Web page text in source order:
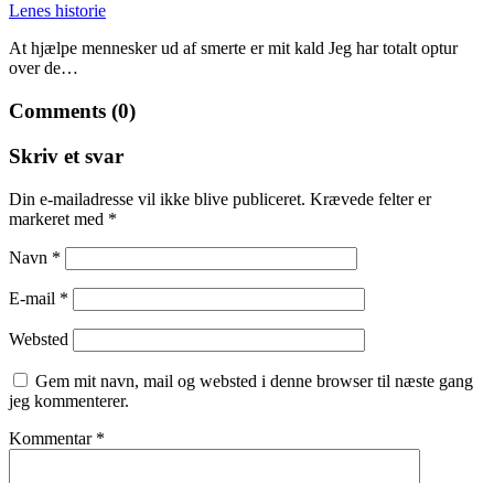
Lenes historie
At hjælpe mennesker ud af smerte er mit kald Jeg har totalt optur
over de…
Comments (0)
Skriv et svar
Din e-mailadresse vil ikke blive publiceret. Krævede felter er
markeret med *
Navn *
E-mail *
Websted
Gem mit navn, mail og websted i denne browser til næste gang
jeg kommenterer.
Kommentar *